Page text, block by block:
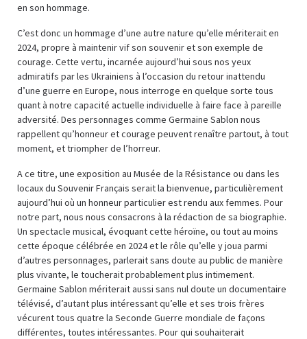
en son hommage.
C’est donc un hommage d’une autre nature qu’elle mériterait en
2024, propre à maintenir vif son souvenir et son exemple de
courage. Cette vertu, incarnée aujourd’hui sous nos yeux
admiratifs par les Ukrainiens à l’occasion du retour inattendu
d’une guerre en Europe, nous interroge en quelque sorte tous
quant à notre capacité actuelle individuelle à faire face à pareille
adversité. Des personnages comme Germaine Sablon nous
rappellent qu’honneur et courage peuvent renaître partout, à tout
moment, et triompher de l’horreur.
A ce titre, une exposition au Musée de la Résistance ou dans les
locaux du Souvenir Français serait la bienvenue, particulièrement
aujourd’hui où un honneur particulier est rendu aux femmes. Pour
notre part, nous nous consacrons à la rédaction de sa biographie.
Un spectacle musical, évoquant cette héroïne, ou tout au moins
cette époque célébrée en 2024 et le rôle qu’elle y joua parmi
d’autres personnages, parlerait sans doute au public de manière
plus vivante, le toucherait probablement plus intimement.
Germaine Sablon mériterait aussi sans nul doute un documentaire
télévisé, d’autant plus intéressant qu’elle et ses trois frères
vécurent tous quatre la Seconde Guerre mondiale de façons
différentes, toutes intéressantes. Pour qui souhaiterait